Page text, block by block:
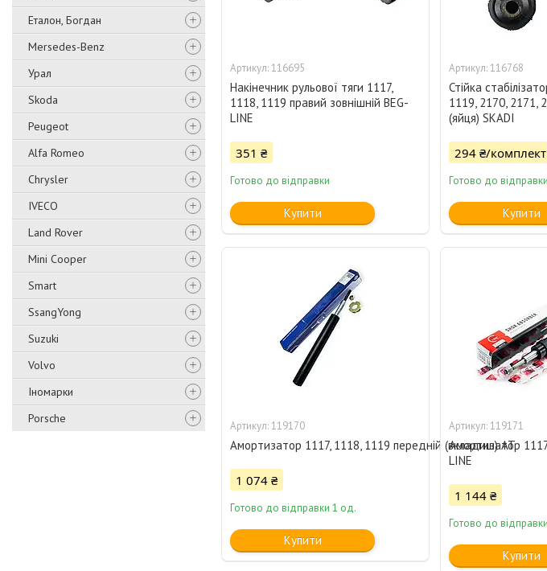
Еталон, Богдан
Mersedes-Benz
Урал
Skoda
Peugeot
Alfa Romeo
Chrysler
IVECO
Land Rover
Mini Cooper
Smart
SsangYong
Suzuki
Volvo
Іномарки
Porsche
116695
Накінечник рульової тяги 1117,
1118, 1119 правий зовнішній BEG-
LINE
351 ₴
Готово до відправки
Купити
116768
Стійка
1119, 2170, 2171,
(яйця) SKADI
294 ₴/комплект
Готово до відправки
Купити
119170
Амортизатор 1117, 1118, 1119 передній (вкладиш) AT
1 074 ₴
Готово до відправки 1 од.
Купити
119171
Амортизатор
LINE
1 144 ₴
Готово до відправки
Купити